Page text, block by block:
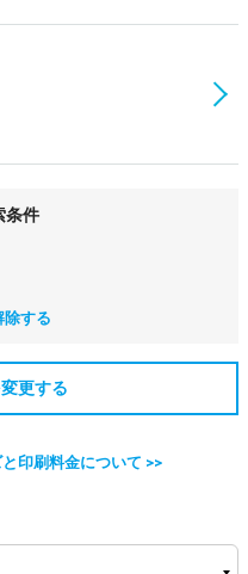
条件
除する
更する
印刷料金について >>